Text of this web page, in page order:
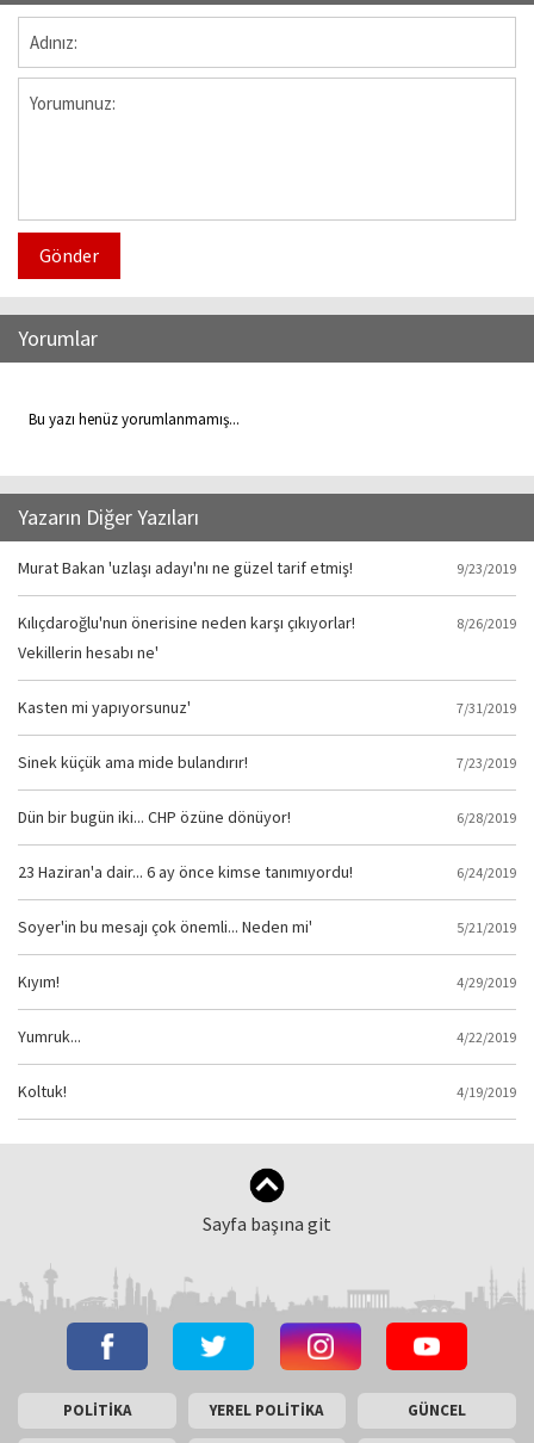
Gönder
Yorumlar
Bu yazı henüz yorumlanmamış...
Yazarın Diğer Yazıları
Murat Bakan 'uzlaşı adayı'nı ne güzel tarif etmiş! 9/23/2019
Kılıçdaroğlu'nun önerisine neden karşı çıkıyorlar!
Vekillerin hesabı ne'
8/26/2019
Kasten mi yapıyorsunuz' 7/31/2019
Sinek küçük ama mide bulandırır! 7/23/2019
Dün bir bugün iki... CHP özüne dönüyor! 6/28/2019
23 Haziran'a dair... 6 ay önce kimse tanımıyordu! 6/24/2019
Soyer'in bu mesajı çok önemli... Neden mi' 5/21/2019
Kıyım! 4/29/2019
Yumruk... 4/22/2019
Koltuk! 4/19/2019
Sayfa başına git
POLİTİKA YEREL POLİTİKA GÜNCEL